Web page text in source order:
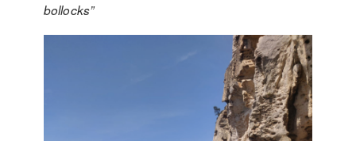
bollocks”